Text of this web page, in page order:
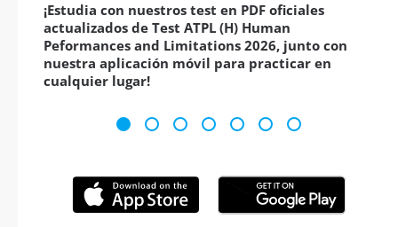
¡Estudia con nuestros test en PDF oficiales
actualizados de Test ATPL (H) Human
Peformances and Limitations 2026, junto con
nuestra aplicación móvil para practicar en
cualquier lugar!